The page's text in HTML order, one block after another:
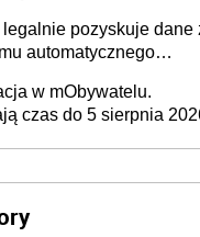
pozyskuje dane
automatycznego
drogowych?
w mObywatelu.
czas do 5 sierpnia